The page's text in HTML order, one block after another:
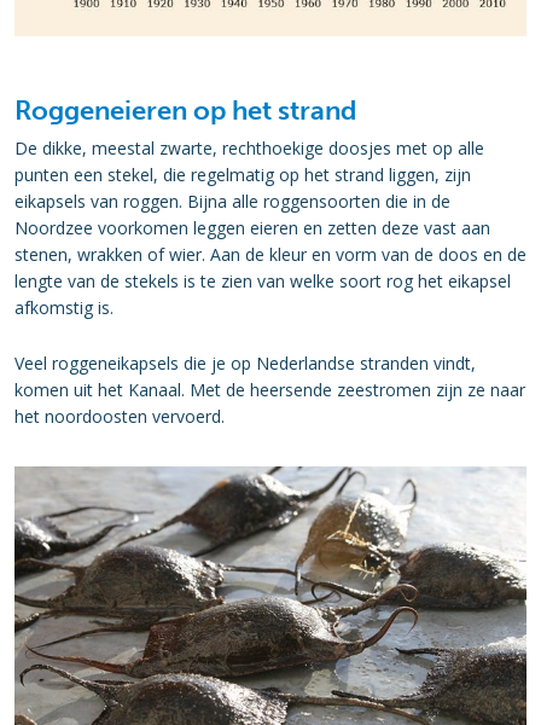
Roggeneieren op het strand
De dikke, meestal zwarte, rechthoekige doosjes met op alle
punten een stekel, die regelmatig op het strand liggen, zijn
eikapsels van roggen. Bijna alle roggensoorten die in de
Noordzee voorkomen leggen eieren en zetten deze vast aan
stenen, wrakken of wier. Aan de kleur en vorm van de doos en de
lengte van de stekels is te zien van welke soort rog het eikapsel
afkomstig is.
Veel roggeneikapsels die je op Nederlandse stranden vindt,
komen uit het Kanaal. Met de heersende zeestromen zijn ze naar
het noordoosten vervoerd.